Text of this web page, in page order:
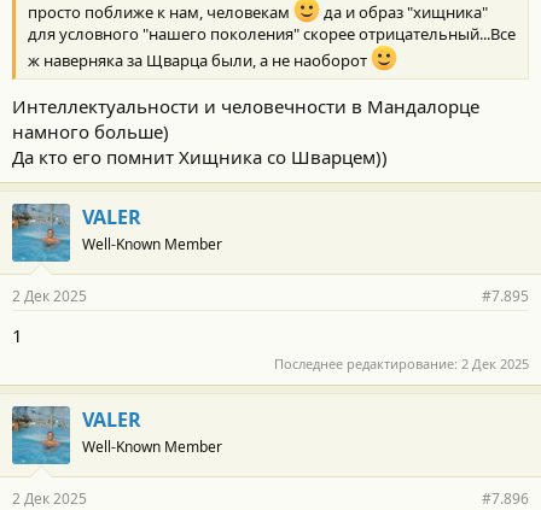
просто поближе к нам, человекам
да и образ "хищника"
для условного "нашего поколения" скорее отрицательный...Все
ж наверняка за Щварца были, а не наоборот
Интеллектуальности и человечности в Мандалорце
намного больше)
Да кто его помнит Хищника со Шварцем))
VALER
Well-Known Member
2 Дек 2025 #7.895
1
Последнее редактирование: 2 Дек 2025
VALER
Well-Known Member
2 Дек 2025 #7.896